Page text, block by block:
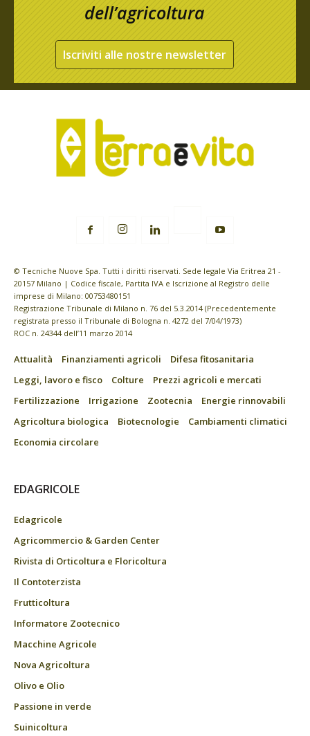
dell’agricoltura
Iscriviti alle nostre newsletter
© Tecniche Nuove Spa. Tutti i diritti riservati. Sede legale Via Eritrea 21 -
20157 Milano | Codice fiscale, Partita IVA e Iscrizione al Registro delle
imprese di Milano: 00753480151
Registrazione Tribunale di Milano n. 76 del 5.3.2014 (Precedentemente
registrata presso il Tribunale di Bologna n. 4272 del 7/04/1973)
ROC n. 24344 dell’11 marzo 2014
Attualità Finanziamenti agricoli
Difesa fitosanitaria
Leggi, lavoro e fisco
Colture
Prezzi agricoli e mercati
Fertilizzazione
Irrigazione Zootecnia
Energie rinnovabili
Agricoltura biologica
Biotecnologie
Cambiamenti climatici
Economia circolare
EDAGRICOLE
Edagricole
Agricommercio & Garden Center
Rivista di Orticoltura e Floricoltura
Il Contoterzista
Frutticoltura
Informatore Zootecnico
Macchine Agricole
Nova Agricoltura
Olivo e Olio
Passione in verde
Suinicoltura